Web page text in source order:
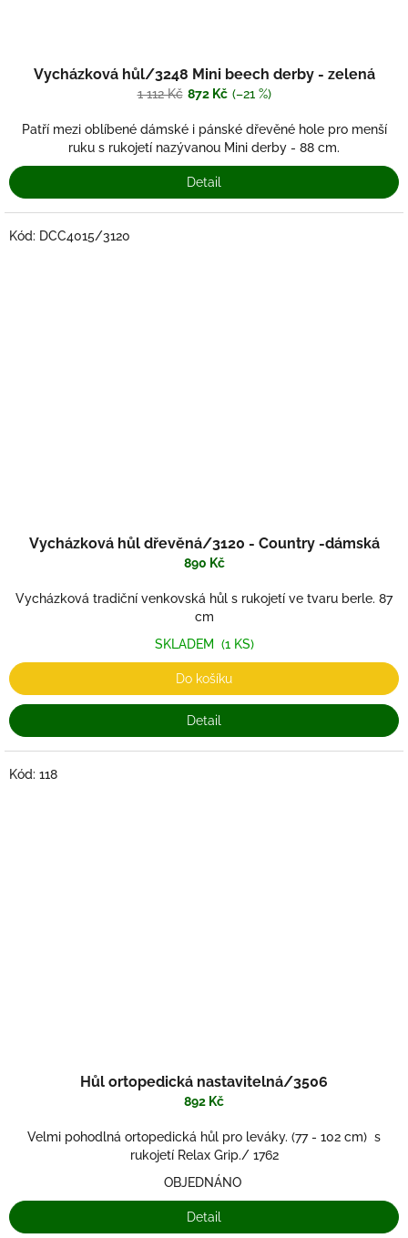
Vycházková hůl/3248 Mini beech derby - zelená
1 112 Kč 872 Kč (–21 %)
Patří mezi oblíbené dámské i pánské dřevěné hole pro menší
ruku s rukojetí nazývanou Mini derby - 88 cm.
Detail
Vycházková hůl dřevěná/3120 - Country -dámská
890 Kč
Vycházková tradiční venkovská hůl s rukojetí ve tvaru berle. 87
cm
SKLADEM (1 KS)
Do košíku
Detail
Kód: DCC4015/3120
Hůl ortopedická nastavitelná/3506
892 Kč
Velmi pohodlná ortopedická hůl pro leváky. (77 - 102 cm) s
rukojetí Relax Grip./ 1762
OBJEDNÁNO
Detail
Kód: 118